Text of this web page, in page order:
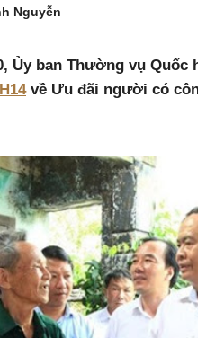
Nguyễn
Ủy ban Thường vụ Quốc
về Ưu đãi người có